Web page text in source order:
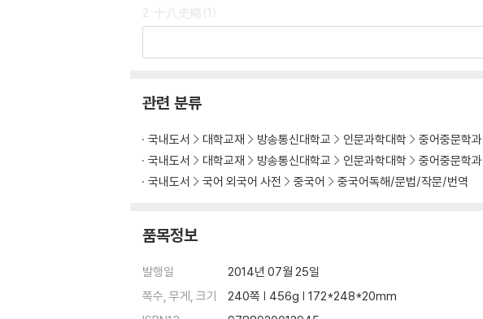
2. 十八史略(1)
3. 十八史略(2)
第三篇 詩歌類
2. 律詩
3. 古詩
1. 桃花源記, 五柳先生傳
2. 師說
3. 許生傳
관련 분류
국내도서 대학교재 방송통신대학교 인문과학대학 중어중문학과
국내도서
대학교재 방송통신대학교 인문과학대학
중어중문학과
국내도서
국어 외국어 사전 중국어 중국어독해/문법/작문/번역
품목정보
발행일
2014년 07월 25일
쪽수, 무게, 크기
240쪽 | 456g | 172*248*20mm